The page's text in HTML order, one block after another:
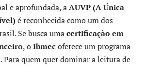
e aprofundada, aAUVP (A Única
é reconhecida como um dos
Se busca umacertificação em
, oIbmecoferece um programa
Para quem quer dominar a leitura de